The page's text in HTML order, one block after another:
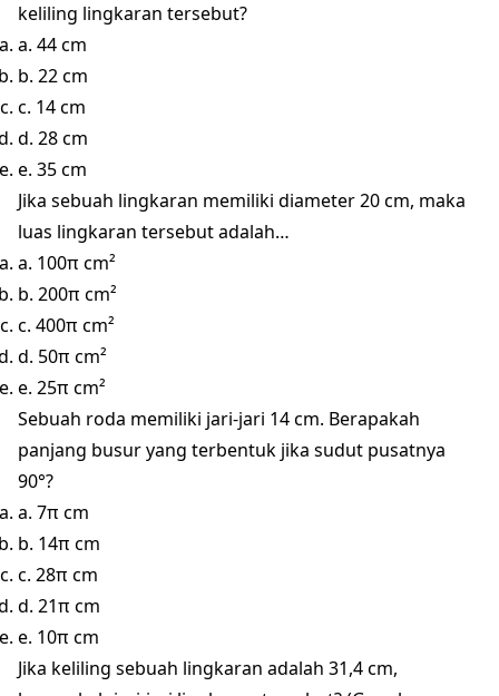
keliling lingkaran tersebut?
a. 44 cm
b. 22 cm
c. 14 cm
d. 28 cm
e. 35 cm
Jika sebuah lingkaran memiliki diameter 20 cm, maka
luas lingkaran tersebut adalah…
a. 100π cm²
b. 200π cm²
c. 400π cm²
d. 50π cm²
e. 25π cm²
Sebuah roda memiliki jari-jari 14 cm. Berapakah
panjang busur yang terbentuk jika sudut pusatnya
90°?
a. 7π cm
b. 14π cm
c. 28π cm
d. 21π cm
e. 10π cm
Jika keliling sebuah lingkaran adalah 31,4 cm,